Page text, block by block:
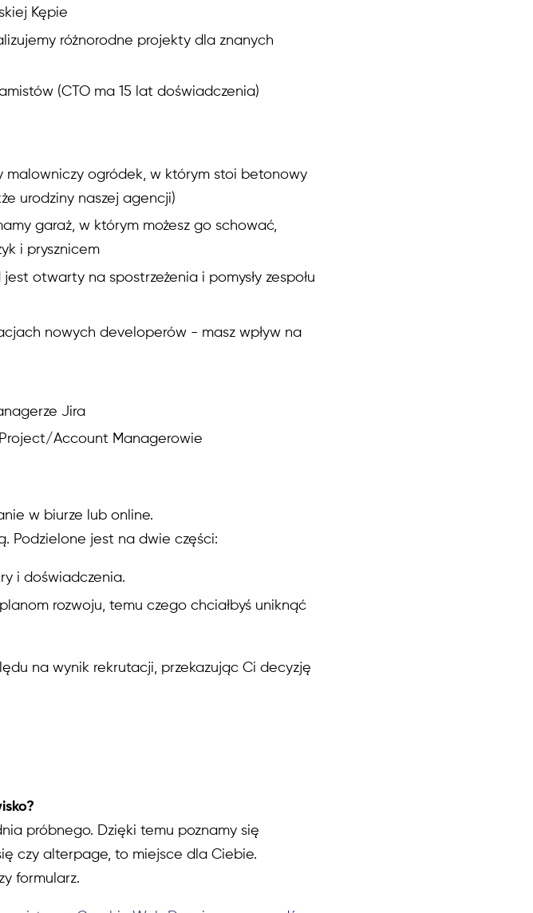
Kępie
różnorodne projekty dla znanych
(CTO ma 15 lat doświadczenia)
malowniczy ogródek, w którym stoi betonowy
urodziny naszej agencji)
garaż, w którym możesz go schować,
i prysznicem
otwarty na spostrzeżenia i pomysły zespołu
nowych developerów - masz wpływ na
Jira
Account Managerowie
w biurze lub online.
Podzielone jest na dwie części:
i doświadczenia.
rozwoju, temu czego chciałbyś uniknąć
na wynik rekrutacji, przekazując Ci decyzję
próbnego. Dzięki temu poznamy się
czy alterpage, to miejsce dla Ciebie.
formularz.